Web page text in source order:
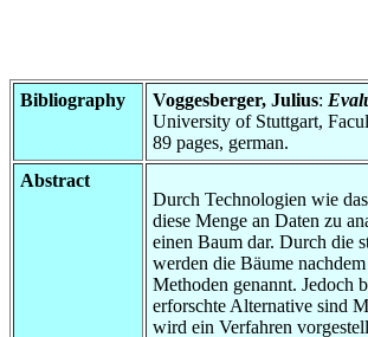
Bibliography Voggesberger, Julius:
University of Stuttgart,
89 pages, german.
Abstract
Durch Technologien wie
diese Menge an Daten zu
einen Baum dar. Durch die
werden die Bäume
Methoden genannt. Jedoch
erforschte Alternative sind
wird ein Verfahren